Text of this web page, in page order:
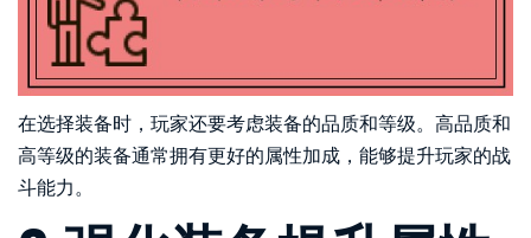
在选择装备时，玩家还要考虑装备的品质和等级。高品质和
高等级的装备通常拥有更好的属性加成，能够提升玩家的战
斗能力。